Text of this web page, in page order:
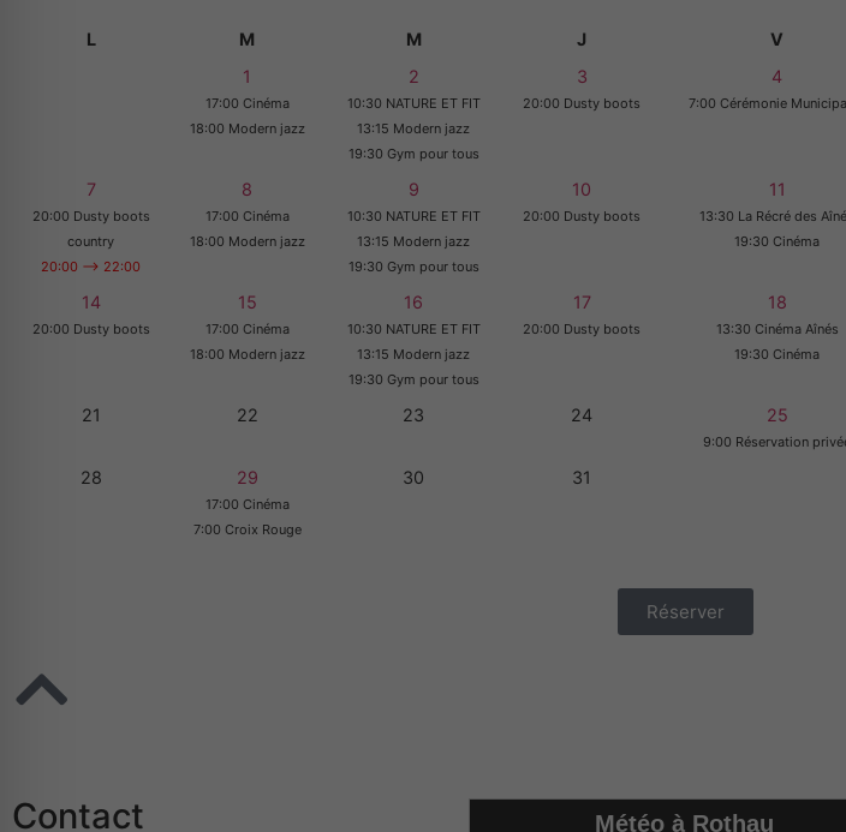
L M M J V
1
17:00 Cinéma
18:00 Modern jazz
2
10:30 NATURE ET FIT
13:15 Modern jazz
19:30 Gym pour tous
3
20:00 Dusty boots
4
7:00 Cérémonie
7
20:00 Dusty boots
country
20:00 --> 22:00
8
17:00 Cinéma
18:00 Modern jazz
9
10:30 NATURE ET FIT
13:15 Modern jazz
19:30 Gym pour tous
10
20:00 Dusty boots
11
13:30 La Récré des
19:30 Cinéma
14
20:00 Dusty boots
15
17:00 Cinéma
18:00 Modern jazz
16
10:30 NATURE ET FIT
13:15 Modern jazz
19:30 Gym pour tous
17
20:00 Dusty boots
18
13:30 Cinéma Aînés
19:30 Cinéma
21 22 23 24 25
9:00 Réservation
28 29
17:00 Cinéma
7:00 Croix Rouge
30 31
Réserver
Contact Météo à Rothau